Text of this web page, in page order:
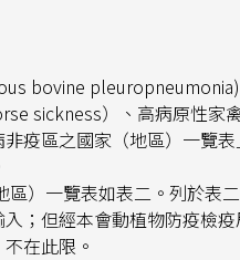
bovine pleuropneumonia)
sickness）、高病原性家
疫區之國家（地區）一覽
區）一覽表如表二。列於表
；但經本會動植物防疫檢
在此限。